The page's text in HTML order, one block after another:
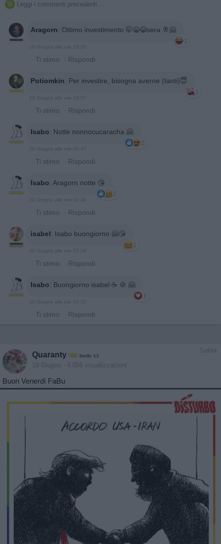
 Leggi i commenti precedenti...
Aragorn: Ottimo investimento 🤭😁😂sera 🥂🤗
1
19 Giugno alle ore 19:25
· Ti stimo · Rispondi
Potiomkin: Per investire, bisogna averne (tanti)😇
1
19 Giugno alle ore 19:57
· Ti stimo · Rispondi
Isabo: Notte nonnocucaracha 🤗
2
20 Giugno alle ore 00:47
· Ti stimo · Rispondi
Isabo: Aragorn notte 😘
2
20 Giugno alle ore 00:48
· Ti stimo · Rispondi
isabel: Isabo buongiorno 🤗😘
1
20 Giugno alle ore 07:28
· Ti stimo · Rispondi
Isabo: Buongiorno isabel ☕️ 🍪 🤗
1
20 Giugno alle ore 07:55
· Ti stimo · Rispondi
Satira
Quaranty livello 12
19 Giugno - 4.056 visualizzazioni
Buon Venerdì FaBu